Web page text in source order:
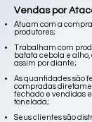
Vendas por
Atuam com a
produtores;
Trabalham com
batata cebola e
assim por diante;
As quantidades são
compradas
fechado e vendidas
tonelada;
Seus clientes são